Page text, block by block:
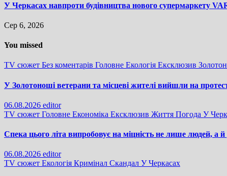
У Черкасах навпроти будівництва нового супермаркету
Сер 6, 2026
You missed
TV сюжет Без коментарів Головне Екологія Ексклюзив
У Золотоноші ветерани та місцеві жителі вийшли на
06.08.2026 editor
TV сюжет Головне Економіка Ексклюзив Життя Погода У
Спека цього літа випробовує на міцність не лише людей, а
06.08.2026 editor
TV сюжет Екологія Кримінал Скандал У Черкасах